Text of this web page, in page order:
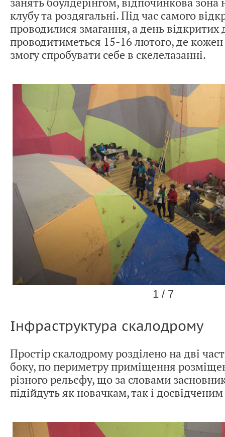
клубу та роздягальні. Під час самого
проводилися змагання, а день відкритих
проводитиметься 15-16 лютого, де
змогу спробувати себе в скелелазанні.
1 / 7
Інфраструктура скалодрому
Простір скалодрому розділено на дві
боку, по периметру приміщення
різного рельєфу, що за словами
підійдуть як новачкам, так і